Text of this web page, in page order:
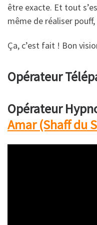
être exacte. Et tout
même de réaliser
Ça, c’est fait ! Bon
Opérateur
Opérateur
Amar (Shaff du